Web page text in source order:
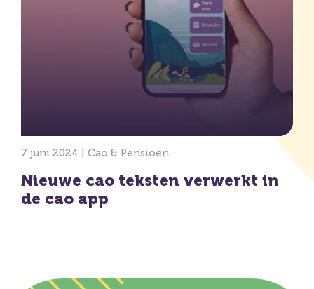
7 juni 2024 | Cao & Pensioen
Nieuwe cao teksten verwerkt in
de cao app